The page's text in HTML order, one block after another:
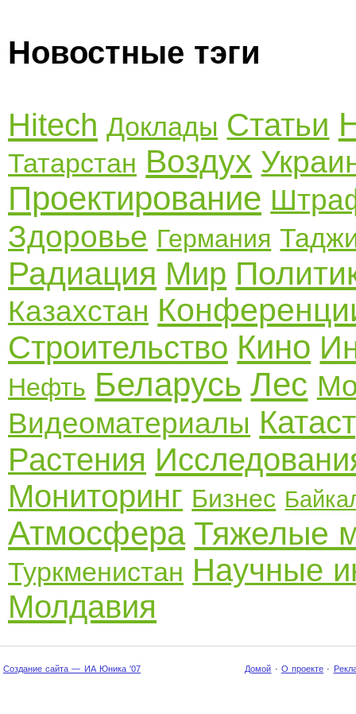
Новостные тэги
Hitech Доклады Статьи
Татарстан Воздух
Проектирование
Здоровье Германия
Радиация Мир
Казахстан
Строительство Кино
Нефть Беларусь Лес
Видеоматериалы
Растения
Мониторинг Бизнес
Атмосфера Тяжелые
Туркменистан Научные
Молдавия
Создание сайта — ИА Юника '07 Домой · О проекте ·